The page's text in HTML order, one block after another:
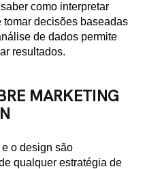
como interpretar
decisões baseadas
de dados permite
resultados.
MARKETING
o design são
qualquer estratégia de